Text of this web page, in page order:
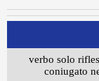
verbo solo
coniugato